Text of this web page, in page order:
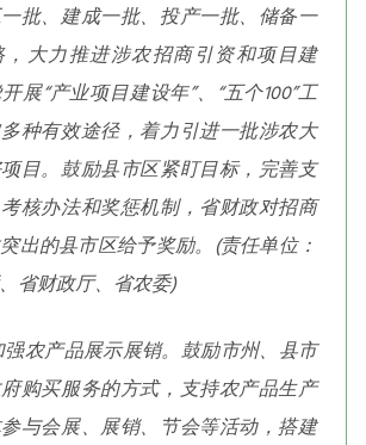
批、建成一批、投产一批、储备一
大力推进涉农招商引资和项目建
展“产业项目建设年”、“五个100”工
种有效途径，着力引进一批涉农大
目。鼓励县市区紧盯目标，完善支
核办法和奖惩机制，省财政对招商
出的县市区给予奖励。(责任单位：
省财政厅、省农委)
农产品展示展销。鼓励市州、县市
购买服务的方式，支持农产品生产
与会展、展销、节会等活动，搭建